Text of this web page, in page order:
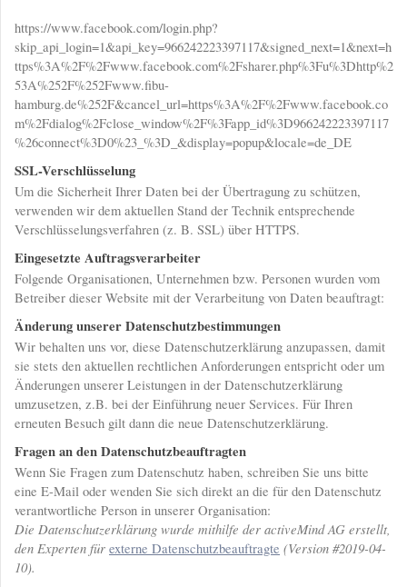
https://www.facebook.com/login.php?
skip_api_login=1&api_key=966242223397117&signed_next=1&next=h
ttps%3A%2F%2Fwww.facebook.com%2Fsharer.php%3Fu%3Dhttp%2
53A%252F%252Fwww.fibu-
hamburg.de%252F&cancel_url=https%3A%2F%2Fwww.facebook.co
m%2Fdialog%2Fclose_window%2F%3Fapp_id%3D966242223397117
%26connect%3D0%23_%3D_&display=popup&locale=de_DE
SSL-Verschlüsselung
Um die Sicherheit Ihrer Daten bei der Übertragung zu schützen,
verwenden wir dem aktuellen Stand der Technik entsprechende
Verschlüsselungsverfahren (z. B. SSL) über HTTPS.
Eingesetzte Auftragsverarbeiter
Folgende Organisationen, Unternehmen bzw. Personen wurden vom
Betreiber dieser Website mit der Verarbeitung von Daten beauftragt:
Änderung unserer Datenschutzbestimmungen
Wir behalten uns vor, diese Datenschutzerklärung anzupassen, damit
sie stets den aktuellen rechtlichen Anforderungen entspricht oder um
Änderungen unserer Leistungen in der Datenschutzerklärung
umzusetzen, z.B. bei der Einführung neuer Services. Für Ihren
erneuten Besuch gilt dann die neue Datenschutzerklärung.
Fragen an den Datenschutzbeauftragten
Wenn Sie Fragen zum Datenschutz haben, schreiben Sie uns bitte
eine E-Mail oder wenden Sie sich direkt an die für den Datenschutz
verantwortliche Person in unserer Organisation:
Die Datenschutzerklärung wurde mithilfe der activeMind AG erstellt,
den Experten für externe Datenschutzbeauftragte (Version #2019-04-
10).